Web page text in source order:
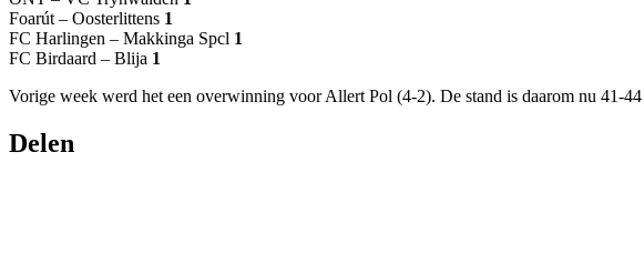
Foarút – Oosterlittens 1
FC Harlingen – Makkinga Spcl 1
FC Birdaard – Blija 1
Vorige week werd het een overwinning voor Allert Pol (4-2). De stand is daarom nu 41-
Delen